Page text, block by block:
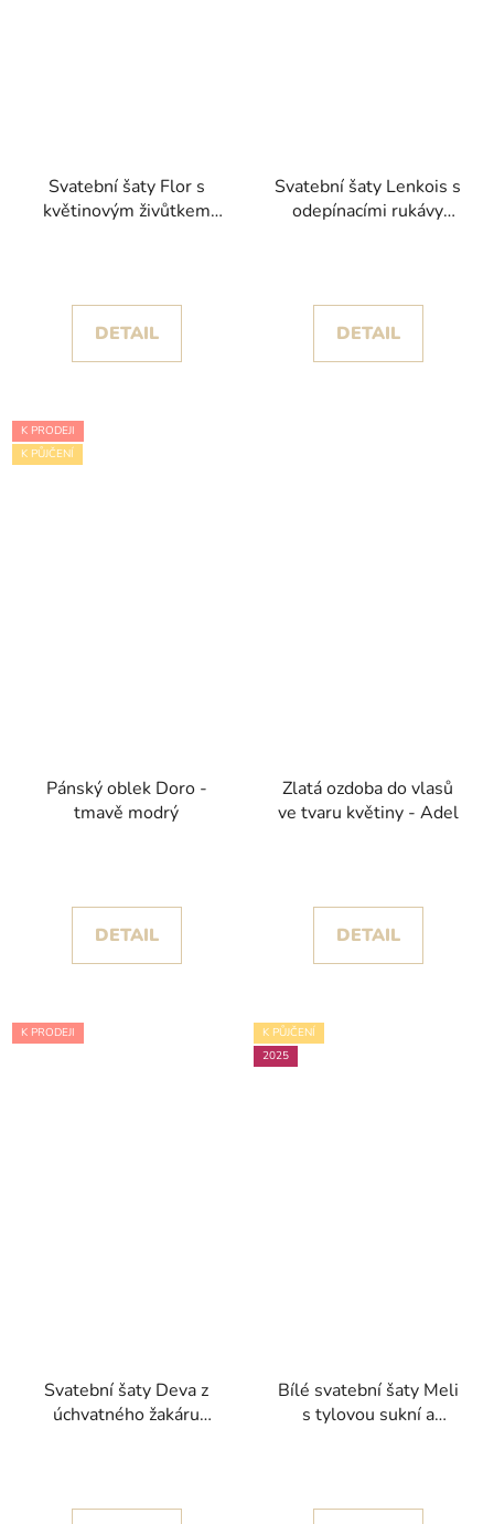
Svatební šaty Flor s
květinovým živůtkem
DETAIL
Svatební šaty Lenkois s
odepínacími rukávy
DETAIL
K PRODEJI
K PŮJČENÍ
Pánský oblek Doro -
tmavě modrý
DETAIL
Zlatá ozdoba do vlasů
ve tvaru květiny - Adel
DETAIL
K PRODEJI
Svatební šaty Deva z
úchvatného žakáru
K PŮJČENÍ
2025
Bílé svatební šaty Meli
s tylovou sukní a